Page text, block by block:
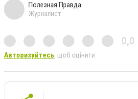
Полезная Правда
Журналист
0,0
Авторизуйтесь, щоб оцінити